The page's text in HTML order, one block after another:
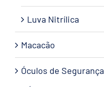
Luva Nitrílica
Macacão
Óculos de Segurança